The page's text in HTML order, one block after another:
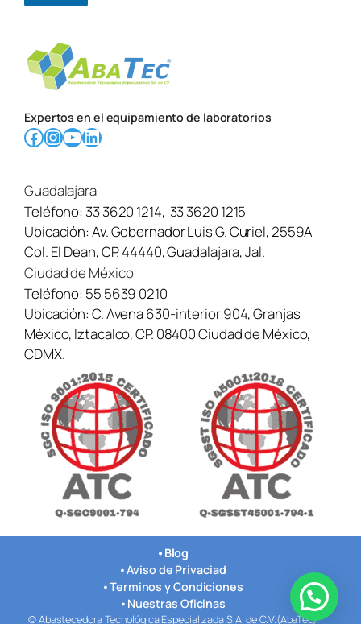
Expertos en el equipamiento de laboratorios
Facebook InstagramYouTube LinkedIn
Guadalajara
Teléfono:33 3620 1214, 33 3620 1215
Ubicación:Av. Gobernador Luis G. Curiel, 2559A
Col. El Dean, CP. 44440, Guadalajara, Jal.
Ciudad de México
Teléfono: 55 5639 0210
Ubicación:C. Avena 630-interior 904, Granjas
México, Iztacalco, CP. 08400 Ciudad de México,
CDMX.
• Blog
•Aviso de Privaciad
•Terminos y Condiciones
• Nuestras Oficinas
© Abastecedora Tecnológica Especializada S.A. de C.V.(AbaTec)
¿Necesitas ayuda? Contáctanos aquí →